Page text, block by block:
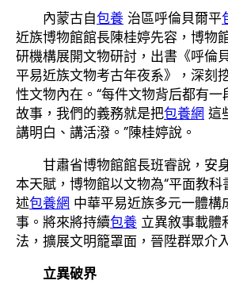
內蒙古自包養 治區呼倫貝爾平
近族博物館館長陳桂婷先容，博物
研機構展開文物研討，出書《呼倫
平易近族文物考古年夜系》，深刻
性文物內在。“每件文物背后都有一
故事，我們的義務就是把包養網 這
講明白、講活潑。”陳桂婷說。
甘肅省博物館館長班睿說，安
本天賦，博物館以文物為“平面教科
述包養網 中華平易近族多元一體構
事。將來將持續包養 立異敘事載體
法，擴展文明籠罩面，晉陞群眾介
立異破界